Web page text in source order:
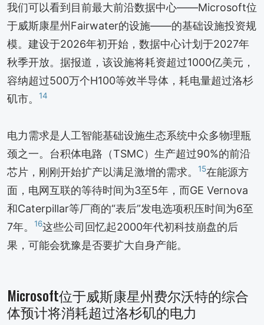
我们可以看到目前最大前沿数据中心——Microsoft位
于威斯康星州Fairwater的设施——的基础设施投资规
模。建设于2026年初开始，数据中心计划于2027年
秋季开放。据报道，该设施将耗资超过1000亿美元，
容纳超过500万个H100等效半导体，耗电量超过洛杉
矶市。
14
电力需求是人工智能基础设施生态系统中众多物理瓶
颈之一。台积体电路（TSMC）生产超过90%的前沿
芯片，刚刚开始扩产以满足激增的需求。
15在能源方
面，电网互联的等待时间为3至5年，而GE Vernova
和Caterpillar等厂商的“表后”发电选项积压时间为6至
7年。
16这些公司回忆起2000年代初科技崩盘的后
果，可能会犹豫是否要扩大自身产能。
Microsoft位于威斯康星州费尔沃特的综合
体预计将消耗超过洛杉矶的电力